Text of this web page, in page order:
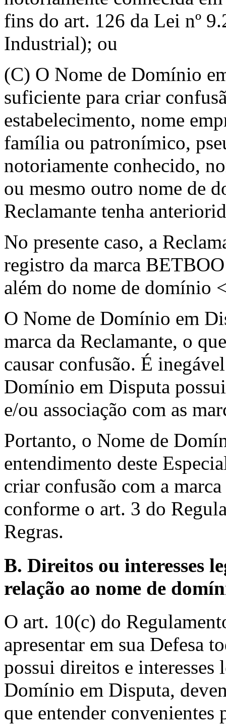
fins do art. 126 da Lei nº
Industrial); ou
(C) O Nome de Domínio
suficiente para criar
estabelecimento, nome
família ou patronímico,
notoriamente conhecido,
ou mesmo outro nome de
Reclamante tenha
No presente caso, a
registro da marca
além do nome de domínio
O Nome de Domínio em
marca da Reclamante, o
causar confusão. É
Domínio em Disputa
e/ou associação com as
Portanto, o Nome de
entendimento deste
criar confusão com a
conforme o art. 3 do
Regras.
B. Direitos ou interesses
relação ao nome de
O art. 10(c) do
apresentar em sua Defesa
possui direitos e
Domínio em Disputa,
que entender convenientes